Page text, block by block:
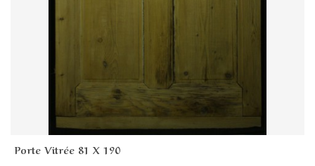
Porte Vitrée 81 X 190